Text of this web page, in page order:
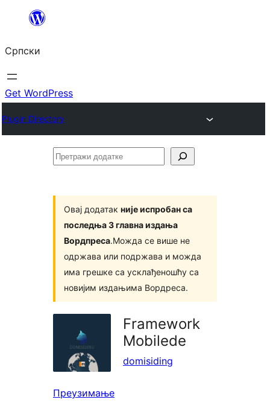
Скочи
садржај
Српски
Get WordPress
Plugin Directory
Претражи
Овај додатак није испробан са
последња 3 главна издања
Вордпреса.Можда се више не
одржава или подржава и можда
има грешке са усклађеношћу са
новијим издањима Вордреса.
Framework
Mobilede
domisiding
Преузимање